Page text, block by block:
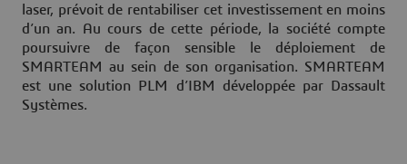
laser, prévoit de rentabiliser cet investissement en moins
d’un an. Au cours de cette période, la société compte
poursuivre de façon sensible le déploiement de
SMARTEAM au sein de son organisation. SMARTEAM
est une solution PLM d’IBM développée par Dassault
Systèmes.